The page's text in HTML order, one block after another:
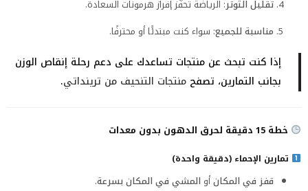
تقليل التوتر: الرياضة تحفّز إفراز هرمونات السعادة.
مناسبة للجميع: سواء كنت مبتدئًا أو محترفًا.
إذا كنت تبحث عن منتجات تساعدك على دعم رحلة إنقاص الوزن
بجانب التمارين، تصفح منتجات التنحيف من ترينداتي.
خطة 15 دقيقة لحرق الدهون بدون معدات
تمارين الإحماء (دقيقة واحدة)
قفز في المكانأو المشي في المكان بسرعة.